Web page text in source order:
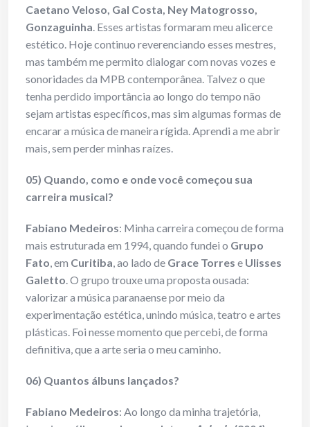
Caetano Veloso, Gal Costa, Ney Matogrosso,
Gonzaguinha. Esses artistas formaram meu alicerce
estético. Hoje continuo reverenciando esses mestres,
mas também me permito dialogar com novas vozes e
sonoridades da MPB contemporânea. Talvez o que
tenha perdido importância ao longo do tempo não
sejam artistas específicos, mas sim algumas formas de
encarar a música de maneira rígida. Aprendi a me abrir
mais, sem perder minhas raízes.
05) Quando, como e onde você começou sua
carreira musical?
Fabiano Medeiros: Minha carreira começou de forma
mais estruturada em 1994, quando fundei o Grupo
Fato, em Curitiba, ao lado de Grace Torres e Ulisses
Galetto. O grupo trouxe uma proposta ousada:
valorizar a música paranaense por meio da
experimentação estética, unindo música, teatro e artes
plásticas. Foi nesse momento que percebi, de forma
definitiva, que a arte seria o meu caminho.
06) Quantos álbuns lançados?
Fabiano Medeiros: Ao longo da minha trajetória,